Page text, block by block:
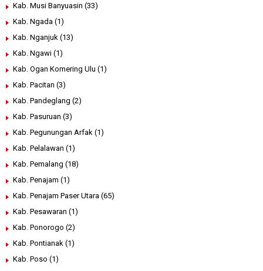
Kab. Musi Banyuasin (33)
Kab. Ngada (1)
Kab. Nganjuk (13)
Kab. Ngawi (1)
Kab. Ogan Komering Ulu (1)
Kab. Pacitan (3)
Kab. Pandeglang (2)
Kab. Pasuruan (3)
Kab. Pegunungan Arfak (1)
Kab. Pelalawan (1)
Kab. Pemalang (18)
Kab. Penajam (1)
Kab. Penajam Paser Utara (65)
Kab. Pesawaran (1)
Kab. Ponorogo (2)
Kab. Pontianak (1)
Kab. Poso (1)